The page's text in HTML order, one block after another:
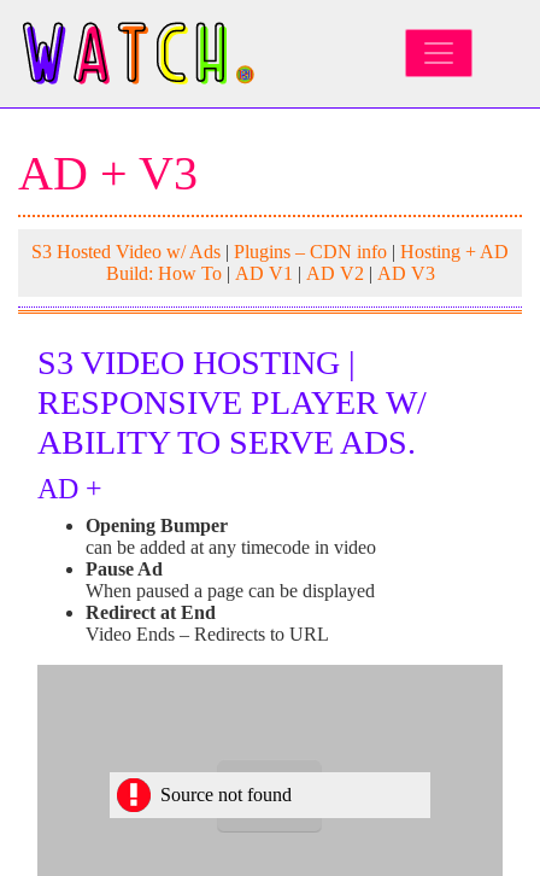
MAIN NAVIGATION
AD + V3
S3 Hosted Video w/ Ads | Plugins – CDN info | Hosting + AD
Build: How To| AD V1 | AD V2 | AD V3
S3 VIDEO HOSTING |
RESPONSIVE PLAYER W/
ABILITY TO SERVE ADS.
AD +
Opening Bumper
can be added at any timecode in video
Pause Ad
When paused a page can be displayed
Redirect at End
Video Ends – Redirects to URL
Source not found